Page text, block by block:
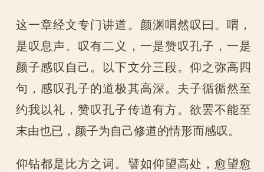
这一章经文专门讲道。颜渊喟然叹曰。喟，
是叹息声。叹有二义，一是赞叹孔子，一是
颜子感叹自己。以下文分三段。仰之弥高四
句，感叹孔子的道极其高深。夫子循循然至
约我以礼，赞叹孔子传道有方。欲罢不能至
末由也已，颜子为自己修道的情形而感叹。
仰钻都是比方之词。譬如仰望高处，愈望愈